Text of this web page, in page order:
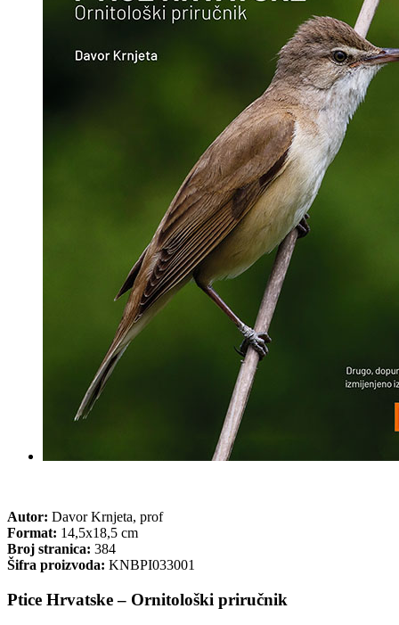
Autor: Davor Krnjeta, prof
Format: 14,5x18,5 cm
Broj stranica: 384
Šifra proizvoda: KNBPI033001
Ptice Hrvatske – Ornitološki priručnik